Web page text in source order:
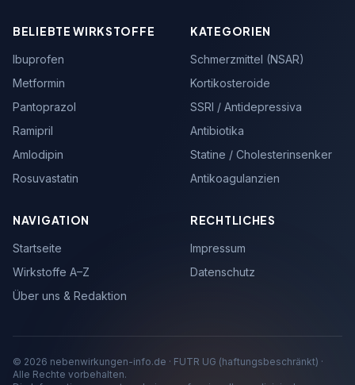
BELIEBTE WIRKSTOFFE
Ibuprofen
Metformin
Pantoprazol
Ramipril
Amlodipin
Rosuvastatin
KATEGORIEN
Schmerzmittel (NSAR)
Kortikosteroide
SSRI / Antidepressiva
Antibiotika
Statine / Cholesterinsenker
Antikoagulanzien
NAVIGATION
Startseite
Wirkstoffe A–Z
Über uns & Redaktion
RECHTLICHES
Impressum
Datenschutz
© 2026 nebenwirkungen-info.de · FUTR UG (haftungsbeschränkt) ·
Alle Rechte vorbehalten.